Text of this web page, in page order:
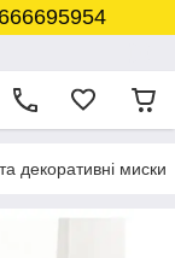
декоративні миски